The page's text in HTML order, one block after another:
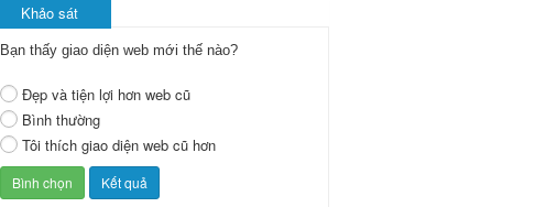
Khảo sát
Bạn thấy giao diện web mới thế nào?
Đẹp và tiện lợi hơn web cũ
Bình thường
Tôi thích giao diện web cũ hơn